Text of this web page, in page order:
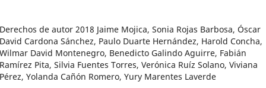
Derechos de autor 2018 Jaime Mojica, Sonia Rojas Barbosa, Óscar
David Cardona Sánchez, Paulo Duarte Hernández, Harold Concha,
Wilmar David Montenegro, Benedicto Galindo Aguirre, Fabián
Ramírez Pita, Silvia Fuentes Torres, Verónica Ruíz Solano, Viviana
Pérez, Yolanda Cañón Romero, Yury Marentes Laverde